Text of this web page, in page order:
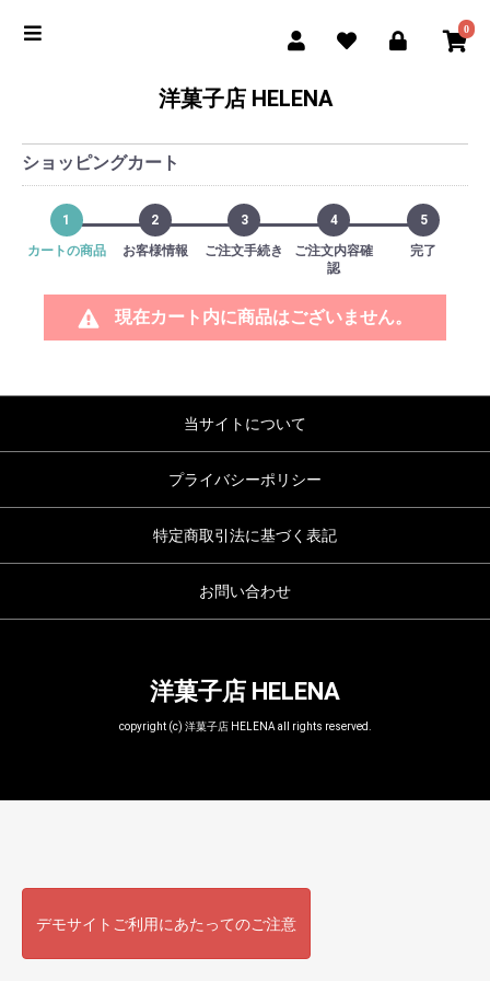
デモサイトご利用にあたってのご注意
0
洋菓子店 HELENA
ショッピングカート
1
カートの商品
2
お客様情報
3
ご注文手続き
4
ご注文内容確
認
5
完了
現在カート内に商品はございません。
当サイトについて
プライバシーポリシー
特定商取引法に基づく表記
お問い合わせ
洋菓子店 HELENA
copyright (c) 洋菓子店 HELENA all rights reserved.